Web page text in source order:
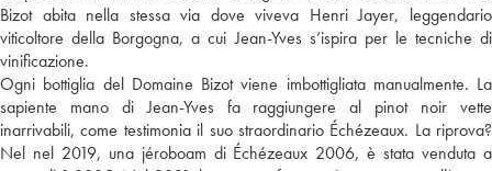
Bizot abita nella stessa via dove viveva Henri Jayer, leggendario
viticoltore della Borgogna, a cui Jean-Yves s’ispira per le tecniche di
vinificazione.
Ogni bottiglia del Domaine Bizot viene imbottigliata manualmente. La
sapiente mano di Jean-Yves fa raggiungere al pinot noir vette
inarrivabili, come testimonia il suo straordinario Échézeaux. La riprova?
Nel nel 2019, una jéroboam di Échézeaux 2006, è stata venduta a